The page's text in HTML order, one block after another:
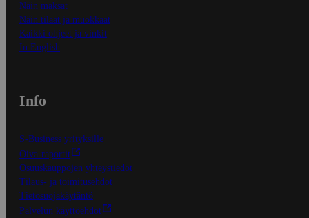
Näin maksat
Näin tilaat ja muokkaat
Kaikki ohjeet ja vinkit
In English
Info
S-Business yrityksille
Oiva-raportit
Osuuskauppojen yhteystiedot
Tilaus- ja toimitusehdot
Tietosuojakäytäntö
Palvelun käyttöehdot